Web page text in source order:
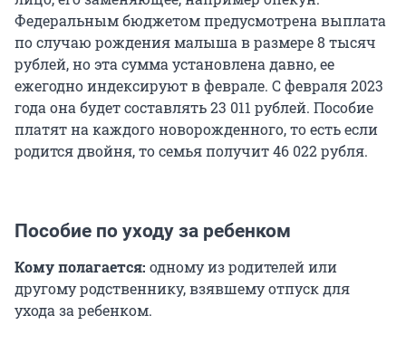
Федеральным бюджетом предусмотрена выплата
по случаю рождения малыша в размере 8 тысяч
рублей, но эта сумма установлена давно, ее
ежегодно индексируют в феврале. С февраля 2023
года она будет составлять 23 011 рублей. Пособие
платят на каждого новорожденного, то есть если
родится двойня, то семья получит 46 022 рубля.
Пособие по уходу за ребенком
Кому полагается: одному из родителей или
другому родственнику, взявшему отпуск для
ухода за ребенком.